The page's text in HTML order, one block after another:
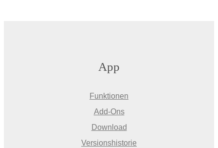
App
Funktionen
Add-Ons
Download
Versionshistorie